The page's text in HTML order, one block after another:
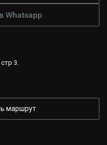
Whatsapp
3.
маршрут